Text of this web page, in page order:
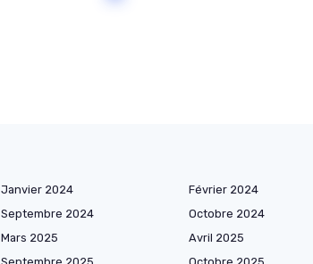
Janvier 2024 Février 2024
Septembre 2024 Octobre 2024
Mars 2025 Avril 2025